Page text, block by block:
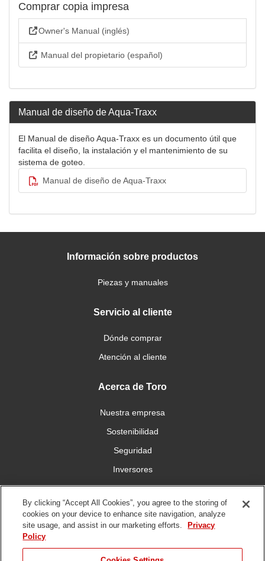
Comprar copia impresa
Owner's Manual (inglés)
Manual del propietario (español)
Manual de diseño de Aqua-Traxx
El Manual de diseño Aqua-Traxx es un documento útil que
facilita el diseño, la instalación y el mantenimiento de su
sistema de goteo.
Manual de diseño de Aqua-Traxx
Información sobre productos
Piezas y manuales
Servicio al cliente
Dónde comprar
Atención al cliente
Acerca de Toro
Nuestra empresa
Sostenibilidad
Seguridad
Inversores
Trabajo
Conéctese con nosotros
By clicking “Accept All Cookies”, you agree to the storing of
cookies on your device to enhance site navigation, analyze
site usage, and assist in our marketing efforts.
Privacy
Policy